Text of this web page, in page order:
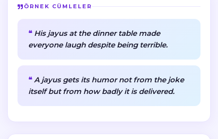
ÖRNEK CÜMLELER
His jayus at the dinner table made
everyone laugh despite being terrible.
A jayus gets its humor not from the joke
itself but from how badly it is delivered.